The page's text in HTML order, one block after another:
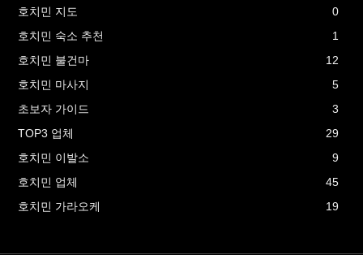
호치민 지도
0
호치민 숙소 추천
1
호치민 불건마
12
호치민 마사지
5
초보자 가이드
3
TOP3 업체
29
호치민 이발소
9
호치민 업체
45
호치민 가라오케
19